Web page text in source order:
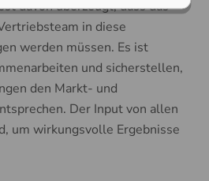
davon überzeugt, dass das
in diese
werden müssen. Es ist
und sicherstellen,
den Markt- und
Der Input von allen
um wirkungsvolle Ergebnisse